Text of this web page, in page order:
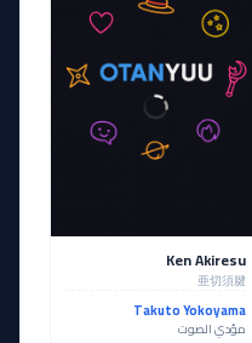
Ken Akiresu
亜切須腱
Takuto Yokoyama
مؤدي الصوت